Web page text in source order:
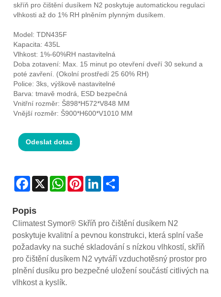
skříň pro čištění dusíkem N2 poskytuje automatickou regulaci
vlhkosti až do 1% RH plněním plynným dusíkem.
Model: TDN435F
Kapacita: 435L
Vlhkost: 1%-60%RH nastavitelná
Doba zotavení: Max. 15 minut po otevření dveří 30 sekund a
poté zavření. (Okolní prostředí 25 60% RH)
Police: 3ks, výškově nastavitelné
Barva: tmavě modrá, ESD bezpečná
Vnitřní rozměr: Š898*H572*V848 MM
Vnější rozměr: Š900*H600*V1010 MM
Odeslat dotaz
Facebook
X WhatsAppPinterestLinkedIn
Popis
Climatest Symor® Skříň pro čištění dusíkem N2
poskytuje kvalitní a pevnou konstrukci, která splní vaše
požadavky na suché skladování s nízkou vlhkostí, skříň
pro čištění dusíkem N2 vytváří vzduchotěsný prostor pro
plnění dusíku pro bezpečné uložení součástí citlivých na
vlhkost a kyslík.